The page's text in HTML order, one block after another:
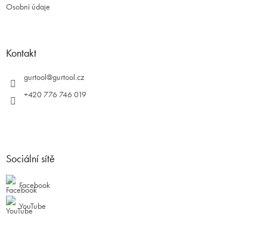
Osobní údaje
Kontakt
gurtool@gurtool.cz
+420 776 746 019
Sociální sítě
Facebook
YouTube